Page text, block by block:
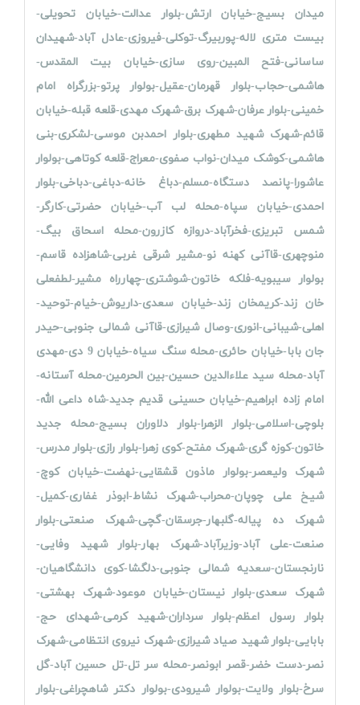
میدان بسیج-خیابان ارتش-بلوار عدالت-خیابان تحویلی-
بیست متری لاله-پوربیرگ-توکلی-فیروزی-عادل آباد-شهیدان
ساسانی-فتح المبین-روی سازی-خیابان بیت المقدس-
هاشمی-حجاب-بلوار قهرمان-عقیل-بولوار پرتو-بزرگراه امام
خمینی-بلوار عرفان-شهرک برق-شهرک مهدی-قلعه قبله-خیابان
قائم-شهرک شهید مطهری-بلوار احمدبن موسی-لشکری-بنی
هاشمی-کوشک میدان-نواب صفوی-معراج-قلعه کوتاهی-بولوار
عاشورا-پانصد دستگاه-مسلم-دباغ خانه-دباغی-دباخی-بلوار
احمدی-خیابان سپاه-محله لب آب-خیابان حضرتی-کارگر-
شمس تبریزی-فخرآباد-دروازه کازرون-محله اسحاق بیگ-
منوچهری-قاآنی کهنه نو-مشیر شرقی غربی-شاهزاده قاسم-
بولوار سیبویه-فلکه خاتون-شوشتری-چهارراه مشیر-لطفعلی
خان زند-کریمخان زند-خیابان سعدی-داریوش-خیام-توحید-
اهلی-شیبانی-انوری-وصال شیرازی-قاآنی شمالی جنوبی-حیدر
جان بابا-خیابان حائری-محله سنگ سیاه-خیابان 9 دی-مهدی
آباد-محله سید علاءالدین حسین-بین الحرمین-محله آستانه-
امام زاده ابراهیم-خیابان حسینی قدیم جدید-شاه داعی الله-
بلوچی-اسلامی-بلوار الزهرا-بلوار دلاوران بسیج-محله جدید
خاتون-کوزه گری-شهرک مفتح-کوی زهرا-بلوار رازی-بلوار مدرس-
شهرک ولیعصر-بولوار ماذون قشقایی-نهضت-خیابان کوچ-
شیخ علی چوپان-محراب-شهرک نشاط-ابوذر غفاری-کمیل-
شهرک ده پیاله-گلبهار-جرسقان-گچی-شهرک صنعتی-بلوار
صنعت-علی آباد-وزیرآباد-شهرک بهار-بلوار شهید وفایی-
نارنجستان-سعدیه شمالی جنوبی-دلگشا-کوی دانشگاهیان-
شهرک سعدی-بلوار نیستان-خیابان موعود-شهرک بهشتی-
بلوار رسول اعظم-بلوار سرداران-شهید کرمی-شهدای حج-
بابایی-بلوار شهید صیاد شیرازی-شهرک نیروی انتظامی-شهرک
نصر-دست خضر-قصر ابونصر-محله سر تل-تل حسین آباد-گل
سرخ-بلوار ولایت-بولوار شیرودی-بولوار دکتر شاهچراغی-بلوار